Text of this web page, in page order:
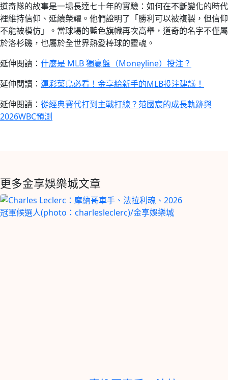
道奇隊的故事是一場長達七十年的實驗：如何在不斷變化的時代
裡維持信仰、延續榮耀。他們證明了「勝利可以被複製，但信仰
不能被模仿」。當球場的藍色旗幟再次高舉，道奇的名字不僅屬
於洛杉磯，也屬於全世界熱愛棒球的靈魂。
延伸閱讀： 什麼是 MLB 獨贏盤（Moneyline）投注？
延伸閱讀： 運彩菜鳥必看！金享給新手的MLB投注建議！
延伸閱讀： 從經典賽代打到主戰打線？范國宸的成長軌跡與
2026WBC預測
更多金享娛樂城文章